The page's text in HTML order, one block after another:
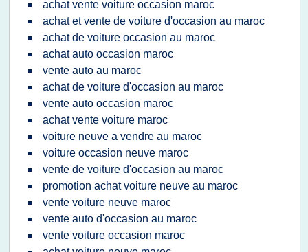
achat vente voiture occasion maroc
achat et vente de voiture d'occasion au maroc
achat de voiture occasion au maroc
achat auto occasion maroc
vente auto au maroc
achat de voiture d'occasion au maroc
vente auto occasion maroc
achat vente voiture maroc
voiture neuve a vendre au maroc
voiture occasion neuve maroc
vente de voiture d'occasion au maroc
promotion achat voiture neuve au maroc
vente voiture neuve maroc
vente auto d'occasion au maroc
vente voiture occasion maroc